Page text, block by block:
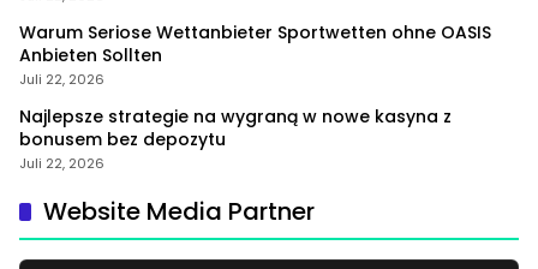
Warum Seriose Wettanbieter Sportwetten ohne OASIS
Anbieten Sollten
Juli 22, 2026
Najlepsze strategie na wygraną w nowe kasyna z
bonusem bez depozytu
Juli 22, 2026
Website Media Partner